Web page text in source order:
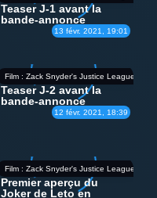
13 févr. 2021, 19:01
Teaser J-1 avant la
bande-annonce
Film : Zack Snyder's Justice League
12 févr. 2021, 18:39
Teaser J-2 avant la
bande-annonce
Film : Zack Snyder's Justice League
Premier aperçu du
Joker de Leto en